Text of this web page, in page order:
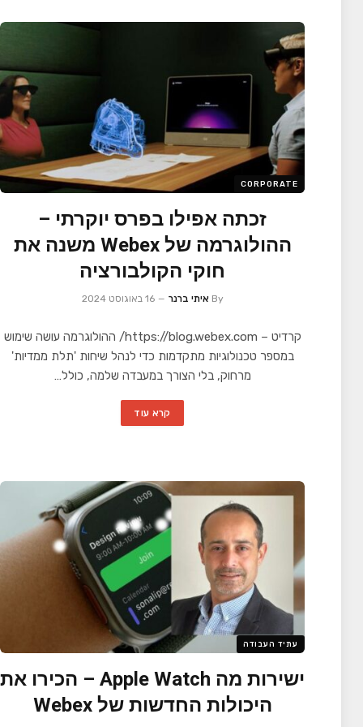
CORPORATE
זכתה אפילו בפרס יוקרתי –
ההולוגרמה של Webex משנה את
חוקי הקולבורציה
By איתי ברנר 16 באוגוסט 2024
קרדיט – https://blog.webex.com/ ההולוגרמה עושה שימוש
במספר טכנולוגיות מתקדמות כדי לנהל שיחות 'תלת ממדיות'
מרחוק, בלי הצורך במעבדה שלמה, כולל…
קרא עוד
עתיד העבודה
ישירות מה Apple Watch – הכירו את
היכולות החדשות של Webex